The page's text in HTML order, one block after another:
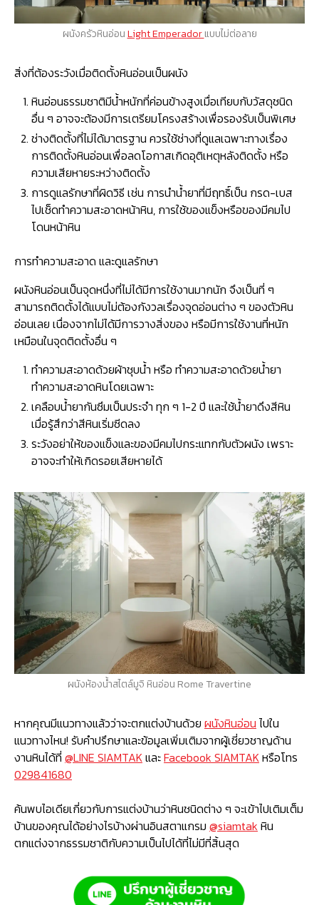
ผนังครัวหินอ่อนLight Emperadorแบบไม่ต่อลาย
สิ่งที่ต้องระวังเมื่อติดตั้งหินอ่อนเป็นผนัง
หินอ่อนธรรมชาติมีน้ำหนักที่ค่อนข้างสูงเมื่อเทียบกับวัสดุชนิด
อื่น ๆ อาจจะต้องมีการเตรียมโครงสร้างเพื่อรองรับเป็นพิเศษ
ช่างติดตั้งที่ไม่ได้มาตรฐาน ควรใช้ช่างที่ดูแลเฉพาะทางเรื่อง
การติดตั้งหินอ่อนเพื่อลดโอกาสเกิดอุติเหตุหลังติดตั้ง หรือ
ความเสียหายระหว่างติดตั้ง
การดูแลรักษาที่ผิดวิธี เช่น การนำน้ำยาที่มีฤทธิ์เป็น กรด-เบส
ไปเช็ดทำความสะอาดหน้าหิน, การใช้ของแข็งหรือของมีคมไป
โดนหน้าหิน
การทำความสะอาด และดูแลรักษา
ผนังหินอ่อนเป็นจุดหนึ่งที่ไม่ได้มีการใช้งานมากนัก จึงเป็นที่ ๆ
สามารถติดตั้งได้แบบไม่ต้องกังวลเรื่องจุดอ่อนต่าง ๆ ของตัวหิน
อ่อนเลย เนื่องจากไม่ได้มีการวางสิ่งของ หรือมีการใช้งานที่หนัก
เหมือนในจุดติดตั้งอื่น ๆ
ทำความสะอาดด้วยผ้าชุบน้ำ หรือ ทำความสะอาดด้วยน้ำยา
ทำความสะอาดหินโดยเฉพาะ
เคลือบน้ำยากันซึมเป็นประจำ ทุก ๆ 1-2 ปี และใช้น้ำยาดึงสีหิน
เมื่อรู้สึกว่าสีหินเริ่มซีดลง
ระวังอย่าให้ของแข็งและของมีคมไปกระแทกกับตัวผนัง เพราะ
อาจจะทำให้เกิดรอยเสียหายได้
ผนังห้องน้ำสไตล์มูจิ หินอ่อน Rome Travertine
หากคุณมีแนวทางแล้วว่าจะตกแต่งบ้านด้วย ผนังหินอ่อน ไปใน
แนวทางไหน! รับคำปรึกษาและข้อมูลเพิ่มเติมจากผู้เชี่ยวชาญด้าน
งานหินได้ที่ @LINE SIAMTAKและFacebook SIAMTAKหรือโทร
029841680
ค้นพบไอเดียเกี่ยวกับการแต่งบ้านว่าหินชนิดต่าง ๆ จะเข้าไปเติมเต็ม
บ้านของคุณได้อย่างไรบ้างผ่านอินสตาแกรม @siamtak หิน
ตกแต่งจากธรรมชาติกับความเป็นไปได้ที่ไม่มีที่สิ้นสุด